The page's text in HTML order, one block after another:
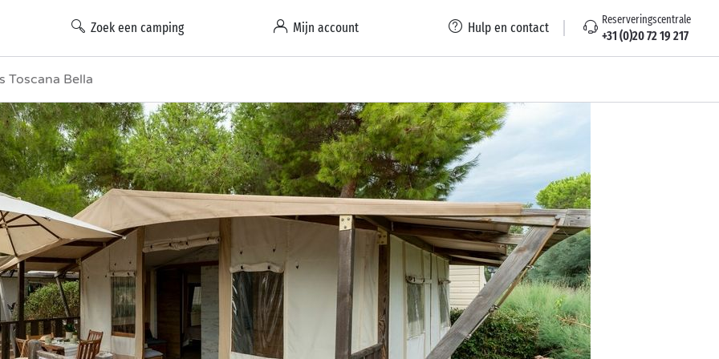
Zoek een camping Mijn account Hulp en contact Reserveringscentrale
+31 (0)20 72 19 217
Toscana Bella